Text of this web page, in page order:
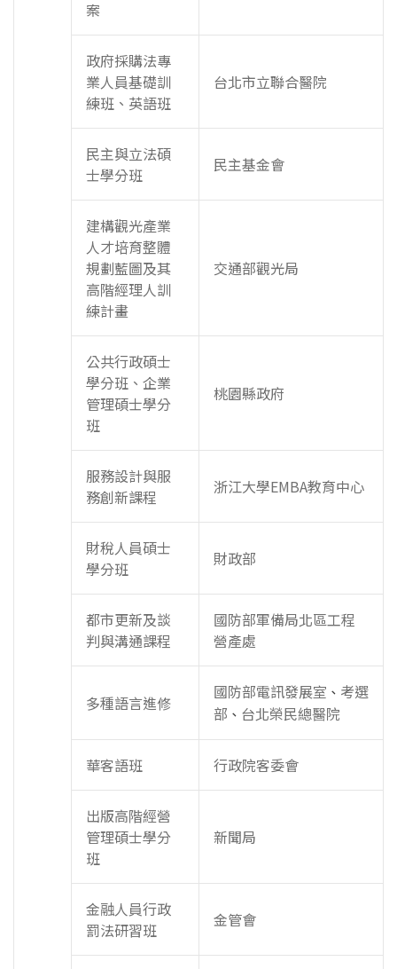
案
政府採購法專
業人員基礎訓
練班、英語班
台北市立聯合醫院
民主與立法碩
士學分班
民主基金會
建構觀光產業
人才培育整體
規劃藍圖及其
高階經理人訓
練計畫
交通部觀光局
公共行政碩士
學分班、企業
管理碩士學分
班
桃園縣政府
服務設計與服
務創新課程
浙江大學EMBA教育中心
財稅人員碩士
學分班
財政部
都市更新及談
判與溝通課程
國防部軍備局北區工程
營產處
多種語言進修
國防部電訊發展室 、 考選
部 、 台北榮民總醫院
華客語班 行政院客委會
出版高階經營
管理碩士學分
班
新聞局
金融人員行政
罰法研習班
金管會